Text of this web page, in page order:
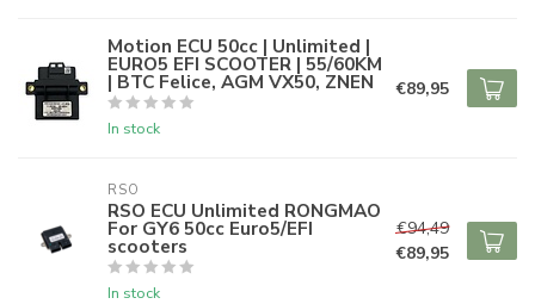
Motion ECU 50cc | Unlimited |
EURO5 EFI SCOOTER | 55/60KM
| BTC Felice, AGM VX50, ZNEN
In stock
€89,95
RSO
RSO ECU Unlimited RONGMAO
For GY6 50cc Euro5/EFI
scooters
In stock
€94,49
€89,95